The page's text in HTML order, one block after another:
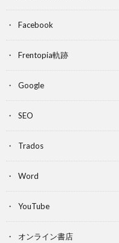
Facebook
Frentopia軌跡
Google
SEO
Trados
Word
YouTube
オンライン書店